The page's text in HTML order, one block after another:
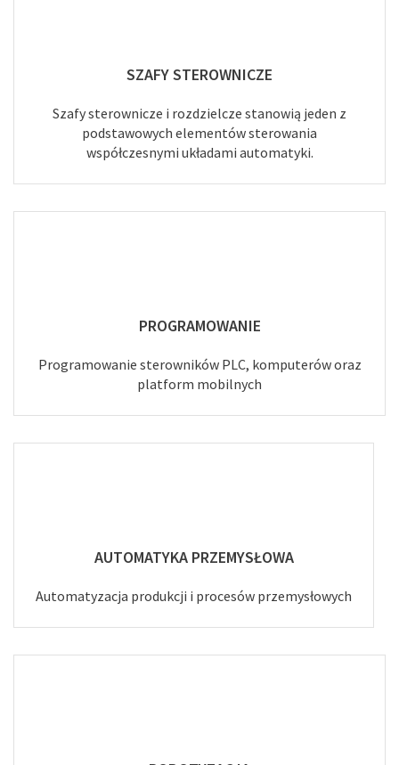
SZAFY STEROWNICZE
Szafy sterownicze i rozdzielcze stanowią jeden z
podstawowych elementów sterowania
współczesnymi układami automatyki.
PROGRAMOWANIE
Programowanie sterowników PLC, komputerów oraz
platform mobilnych
AUTOMATYKA PRZEMYSŁOWA
Automatyzacja produkcji i procesów przemysłowych